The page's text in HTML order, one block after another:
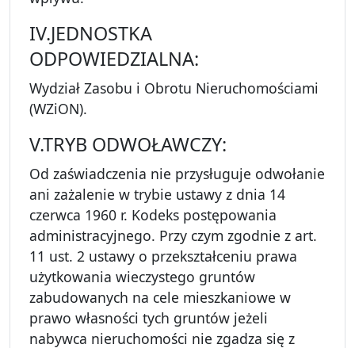
IV.JEDNOSTKA
ODPOWIEDZIALNA:
Wydział Zasobu i Obrotu Nieruchomościami
(WZiON).
V.TRYB ODWOŁAWCZY:
Od zaświadczenia nie przysługuje odwołanie
ani zażalenie w trybie ustawy z dnia 14
czerwca 1960 r. Kodeks postępowania
administracyjnego. Przy czym zgodnie z art.
11 ust. 2 ustawy o przekształceniu prawa
użytkowania wieczystego gruntów
zabudowanych na cele mieszkaniowe w
prawo własności tych gruntów jeżeli
nabywca nieruchomości nie zgadza się z